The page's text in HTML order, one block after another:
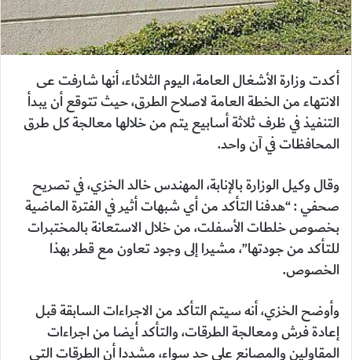
أكدت وزارة الأشغال العامة، اليوم الثلاثاء، أنها شارفت عى
الانتهاء من الخطة العامة لاصلاح الطرق، حيث تتوقع أن يبدأ
التنفيذ في ظرف ثلاثة أسابيع يتم من خلالها معالجة كل طرق
المحافظات في آن واحد.
وقال وكيل الوزارة بالإنابة، المهندس خالد الخزي، في تصريح
صحفي : “هدفنا التأكد من أي شبهات أثير في الفترة الماضية
بخصوص خلطات الأسفلت، من خلال الاستعانة بالمختبرات
للتأكد من جودتها”، مشيرا إلى وجود تعاون مع قطر بهذا
الخصوص.
وأوضح الخزي، أنه سيتم التأكد من الاجراءات السابقة قبل
إعادة فرش ومعالجة الطرقات، والتأكد أيضا من اجراءات
المقاولين والمصانع على حد سواء، مشددا أن الطرقات التي